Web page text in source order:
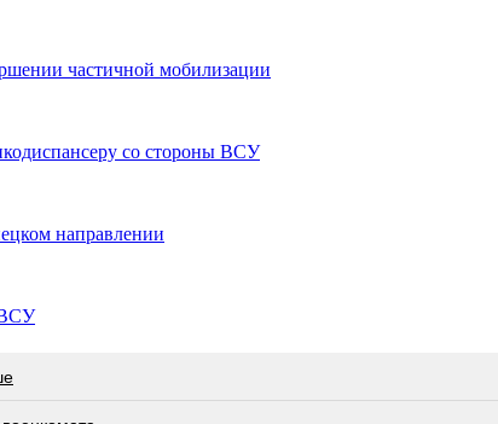
частичной мобилизации
со стороны ВСУ
направлении
ВСУ